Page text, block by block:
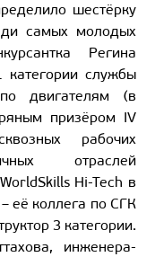
шестёрку
самых молодых
Регина
категории службы
двигателям (в
призёром IV
рабочих
отраслей
Hi-Tech в
её коллега по СГК
3 категории.
инженера-